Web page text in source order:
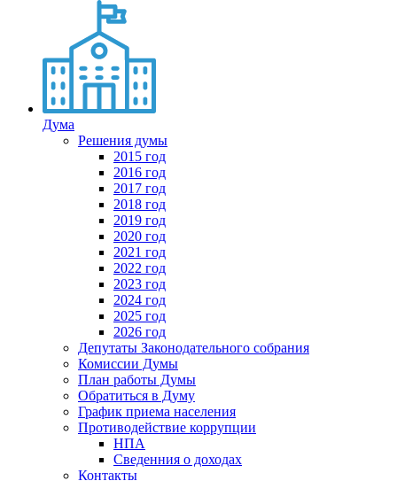
Дума
Решения думы
2015 год
2016 год
2017 год
2018 год
2019 год
2020 год
2021 год
2022 год
2023 год
2024 год
2025 год
2026 год
Депутаты Законодательного собрания
Комиссии Думы
План работы Думы
Обратиться в Думу
График приема населения
Противодействие коррупции
НПА
Сведенния о доходах
Контакты